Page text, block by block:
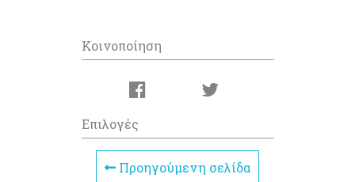
Κοινοποίηση
Επιλογές
Προηγούμενη σελίδα